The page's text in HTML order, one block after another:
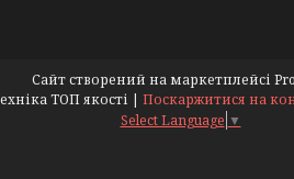
Сайт створений на маркетплейсі
КомпікОК - Європейська техніка ТОП якості | Поскаржитися на
Select Language ▼